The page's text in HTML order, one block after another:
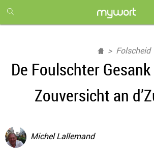
month
free
Folscheid
De Foulschter
Zouversicht an
Michel Lallemand